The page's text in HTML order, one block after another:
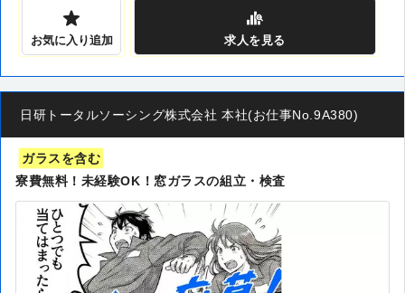
お気に入り追加 求人 を見る
日研トータルソーシング株式会社 本社(お仕事No.9A380)
ガラスを含む
寮費無料！未経験OK！窓ガラスの組立・検査